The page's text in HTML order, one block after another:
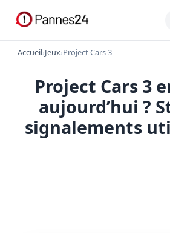
Accueil›Jeux›Project Cars 3
Project Cars 3
aujourd’hui ?
signalements